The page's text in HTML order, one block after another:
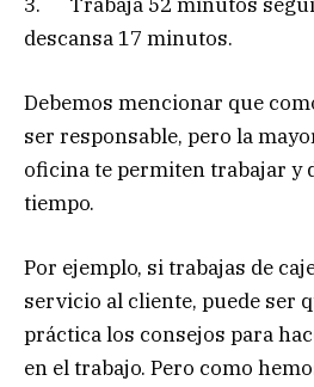
descansa 17 minutos.
Debemos mencionar que
ser responsable, pero la
oficina te permiten trabajar y
tiempo.
Por ejemplo, si trabajas de
servicio al cliente, puede ser
práctica los consejos para
en el trabajo. Pero como